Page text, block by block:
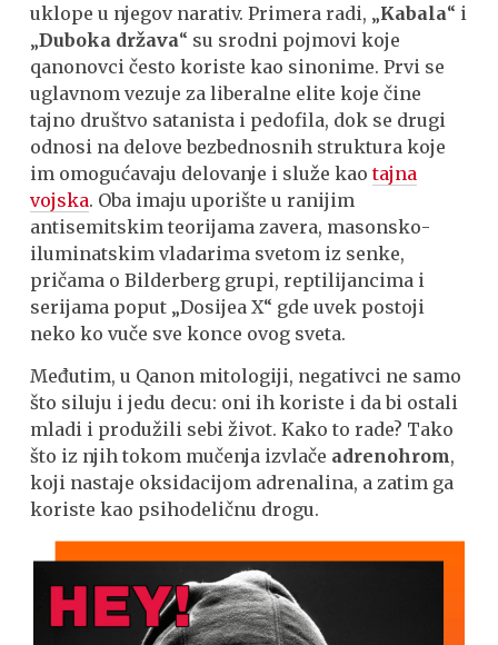
uklope u njegov narativ. Primera radi, „Kabala“ i
„Duboka država“ su srodni pojmovi koje
qanonovci često koriste kao sinonime. Prvi se
uglavnom vezuje za liberalne elite koje čine
tajno društvo satanista i pedofila, dok se drugi
odnosi na delove bezbednosnih struktura koje
im omogućavaju delovanje i služe kaotajna
vojska. Oba imaju uporište u ranijim
antisemitskim teorijama zavera, masonsko-
iluminatskim vladarima svetom iz senke,
pričama o Bilderberg grupi, reptilijancima i
serijama poput „Dosijea X“ gde uvek postoji
neko ko vuče sve konce ovog sveta.
Međutim, u Qanon mitologiji, negativci ne samo
što siluju i jedu decu: oni ih koriste i da bi ostali
mladi i produžili sebi život. Kako to rade? Tako
što iz njih tokom mučenja izvlače adrenohrom,
koji nastaje oksidacijom adrenalina, a zatim ga
koriste kao psihodeličnu drogu.